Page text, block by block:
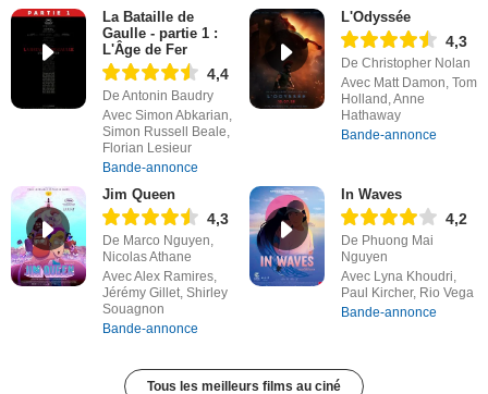
La Bataille de
Gaulle - partie 1 :
L'Âge de Fer
4,4
De Antonin Baudry
Avec Simon Abkarian,
Simon Russell Beale,
Florian Lesieur
Bande-annonce
L'Odyssée
4,3
De Christopher Nolan
Avec Matt Damon, Tom
Holland, Anne
Hathaway
Bande-annonce
Jim Queen
4,3
De Marco Nguyen,
Nicolas Athane
Avec Alex Ramires,
Jérémy Gillet, Shirley
Souagnon
Bande-annonce
In Waves
4,2
De Phuong Mai
Nguyen
Avec Lyna Khoudri,
Paul Kircher, Rio Vega
Bande-annonce
Tous les meilleurs films au ciné